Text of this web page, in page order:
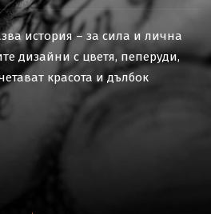
история – за сила и лична
дизайни с цветя, пеперуди,
красота и дълбок